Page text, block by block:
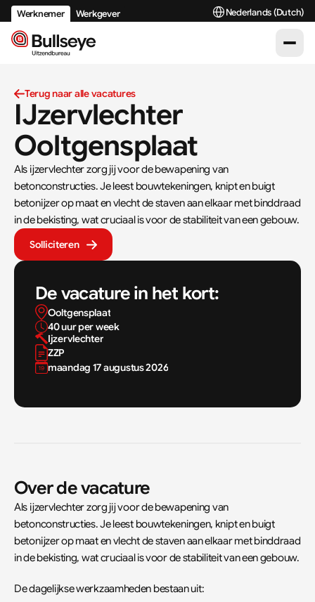
Terug naar alle vacatures
IJzervlechter
Ooltgensplaat
Als ijzervlechter zorg jij voor de bewapening van
betonconstructies. Je leest bouwtekeningen, knipt en buigt
betonijzer op maat en vlecht de staven aan elkaar met binddraad
in de bekisting, wat cruciaal is voor de stabiliteit van een gebouw.
Solliciteren
De vacature in het kort:
Ooltgensplaat
40 uur per week
Ijzervlechter
ZZP
maandag 17 augustus 2026
Over de vacature
Als ijzervlechter zorg jij voor de bewapening van
betonconstructies. Je leest bouwtekeningen, knipt en buigt
betonijzer op maat en vlecht de staven aan elkaar met binddraad
in de bekisting, wat cruciaal is voor de stabiliteit van een gebouw.
De dagelijkse werkzaamheden bestaan uit:
Werknemer Werkgever Select Language
Nederlands (Dutch)